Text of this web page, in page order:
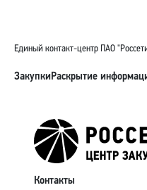
Единый контакт-центр ПАО
ЗакупкиРаскрытие
Контакты